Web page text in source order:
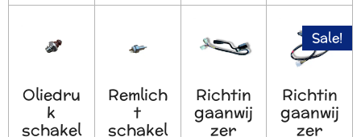
Oliedru
k
schakel
Remlich
t
schakel
Richtin
gaanwij
zer
Sale!
Richtin
gaanwij
zer